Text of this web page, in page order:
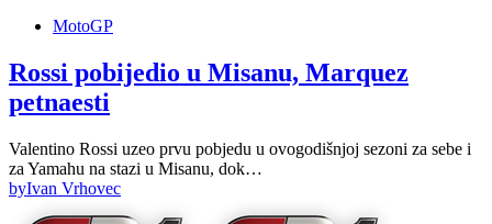
MotoGP
Rossi pobijedio u Misanu, Marquez
petnaesti
Valentino Rossi uzeo prvu pobjedu u ovogodišnjoj sezoni za sebe i
za Yamahu na stazi u Misanu, dok…
byIvan Vrhovec